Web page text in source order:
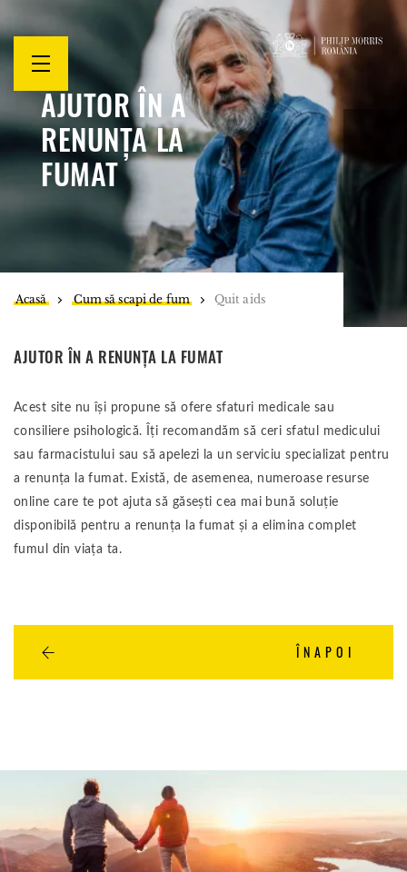
Open
AJUTOR ÎN A
RENUNȚA LA
FUMAT
Acasă Cum să scapi de fum Quit aids
AJUTOR ÎN A RENUNȚA LA FUMAT
Acest site nu își propune să ofere sfaturi medicale sau
consiliere psihologică. Îți recomandăm să ceri sfatul medicului
sau farmacistului sau să apelezi la un serviciu specializat pentru
a renunța la fumat. Există, de asemenea, numeroase resurse
online care te pot ajuta să găsești cea mai bună soluție
disponibilă pentru a renunța la fumat și a elimina complet
fumul din viața ta.
ÎNAPOI